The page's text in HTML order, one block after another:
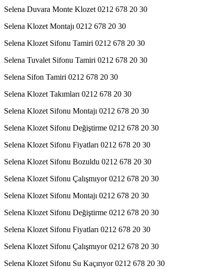
Selena Duvara Monte Klozet 0212 678 20 30
Selena Klozet Montajı 0212 678 20 30
Selena Klozet Sifonu Tamiri 0212 678 20 30
Selena Tuvalet Sifonu Tamiri 0212 678 20 30
Selena Sifon Tamiri 0212 678 20 30
Selena Klozet Takımları 0212 678 20 30
Selena Klozet Sifonu Montajı 0212 678 20 30
Selena Klozet Sifonu Değiştirme 0212 678 20 30
Selena Klozet Sifonu Fiyatları 0212 678 20 30
Selena Klozet Sifonu Bozuldu 0212 678 20 30
Selena Klozet Sifonu Çalışmıyor 0212 678 20 30
Selena Klozet Sifonu Montajı 0212 678 20 30
Selena Klozet Sifonu Değiştirme 0212 678 20 30
Selena Klozet Sifonu Fiyatları 0212 678 20 30
Selena Klozet Sifonu Çalışmıyor 0212 678 20 30
Selena Klozet Sifonu Su Kaçırıyor 0212 678 20 30